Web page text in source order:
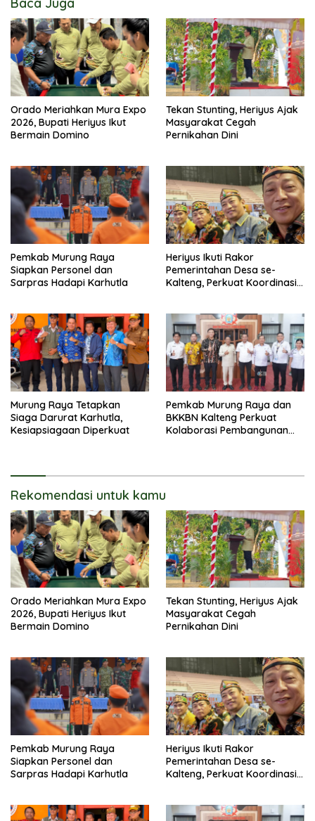
Baca Juga
Orado Meriahkan Mura Expo
2026, Bupati Heriyus Ikut
Bermain Domino
Tekan Stunting, Heriyus Ajak
Masyarakat Cegah
Pernikahan Dini
Pemkab Murung Raya
Siapkan Personel dan
Sarpras Hadapi Karhutla
Heriyus Ikuti Rakor
Pemerintahan Desa se-
Kalteng, Perkuat Koordinasi
Murung Raya Tetapkan
Siaga Darurat Karhutla,
Kesiapsiagaan Diperkuat
Pemkab Murung Raya dan
BKKBN Kalteng Perkuat
Kolaborasi Pembangunan
Rekomendasi untuk kamu
Orado Meriahkan Mura Expo
2026, Bupati Heriyus Ikut
Bermain Domino
Tekan Stunting, Heriyus Ajak
Masyarakat Cegah
Pernikahan Dini
Pemkab Murung Raya
Siapkan Personel dan
Sarpras Hadapi Karhutla
Heriyus Ikuti Rakor
Pemerintahan Desa se-
Kalteng, Perkuat Koordinasi